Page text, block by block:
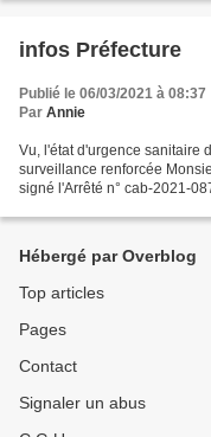
infos Préfecture
Publié le 06/03/2021 à 08:37
Par Annie
Vu, l'état d'urgence sanitaire
surveillance renforcée
signé l'Arrêté n° cab-2021-
Hébergé par Overblog
Top articles
Pages
Contact
Signaler un abus